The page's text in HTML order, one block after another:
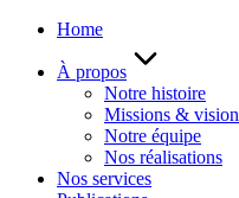
Home
À propos
Notre histoire
Missions & vision
Notre équipe
Nos réalisations
Nos services